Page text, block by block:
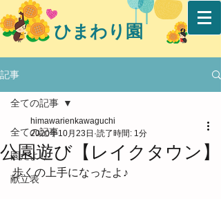
ひまわり園
記事
全ての記事
園だより
献立表
全ての記事
公園遊び【レイクタウン】
himawarienkawaguchi
2020年10月23日 読了時間: 1分
歩くの上手になったよ♪